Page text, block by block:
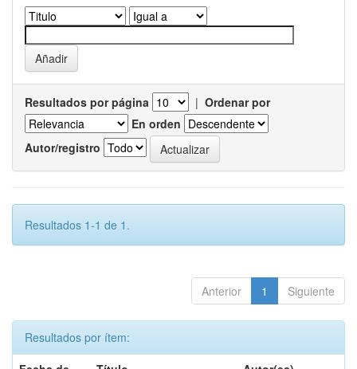
Resultados por página | Ordenar por
En orden
Autor/registro
Resultados 1-1 de 1.
Anterior 1 Siguiente
Resultados por ítem: